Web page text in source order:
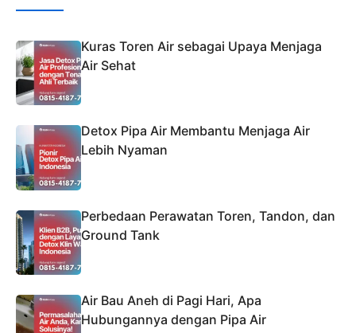
Kuras Toren Air sebagai Upaya Menjaga
Air Sehat
Detox Pipa Air Membantu Menjaga Air
Lebih Nyaman
Perbedaan Perawatan Toren, Tandon, dan
Ground Tank
Air Bau Aneh di Pagi Hari, Apa
Hubungannya dengan Pipa Air